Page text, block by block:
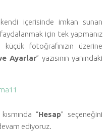
içerisinde imkan sunan
için tek yapmanız
fotoğrafınızın üzerine
Ayarlar” yazısının yanındaki
“Hesap” seçeneğini
ediyoruz.